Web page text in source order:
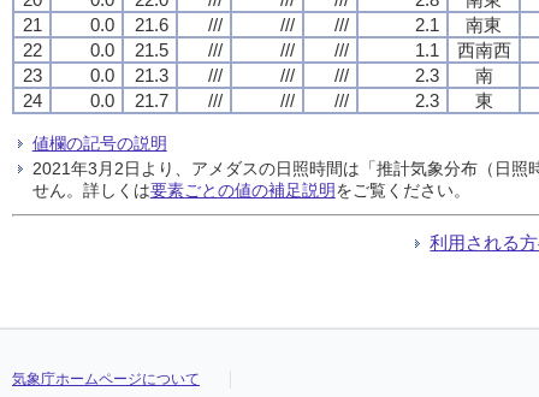
21
0.0 21.6 /// /// /// 2.1
南東
22
0.0 21.5 /// /// /// 1.1
西南西
23
0.0 21.3 /// /// /// 2.3
南
24
0.0 21.7 /// /// /// 2.3 東
値欄の記号の説明
2021年3月2日より、アメダスの日照時間は「推計気象分布（日
せん。詳しくは要素ごとの値の補足説明をご覧ください。
利用される
気象庁ホームページについて